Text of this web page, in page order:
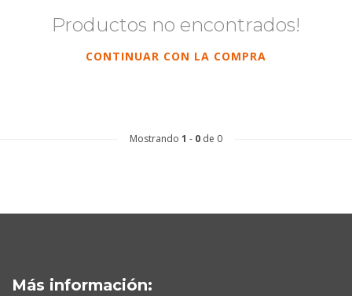
Productos no encontrados!
CONTINUAR CON LA COMPRA
Mostrando 1 - 0 de 0
Más información: